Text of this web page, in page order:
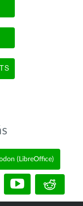
(LibreOffice)